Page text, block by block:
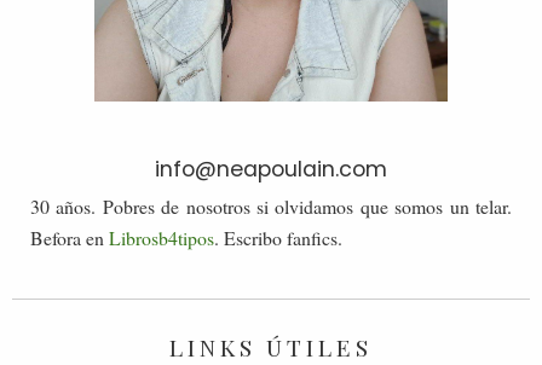
info@neapoulain.com
30 años. Pobres de nosotros si olvidamos que somos un telar.
Befora enLibrosb4tipos. Escribo fanfics.
LINKS ÚTILES